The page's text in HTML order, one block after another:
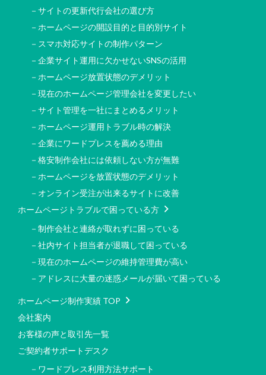
－サイトの更新代行会社の選び方
－ホームページの開設目的と目的別サイト
－スマホ対応サイトの制作パターン
－企業サイト運用に欠かせないSNSの活用
－ホームページ放置状態のデメリット
－現在のホームページ管理会社を変更したい
－サイト管理を一社にまとめるメリット
－ホームページ運用トラブル時の解決
－企業にワードプレスを薦める理由
－格安制作会社には依頼しない方が無難
－ホームページを放置状態のデメリット
－オンライン受注が出来るサイトに改善
ホームページトラブルで困っている方
－制作会社と連絡が取れずに困っている
－社内サイト担当者が退職して困っている
－現在のホームページの維持管理費が高い
－アドレスに大量の迷惑メールが届いて困っている
ホームページ制作実績 TOP
会社案内
お客様の声と取引先一覧
ご契約者サポートデスク
－ワードプレス利用方法サポート